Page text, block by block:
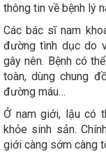
thông tin về bệnh lý
Các bác sĩ nam
đường tình dục do
gây nên. Bệnh có
toàn, dùng chung
đường máu…
Ở nam giới, lậu có
khỏe sinh sản.
giới càng sớm càng